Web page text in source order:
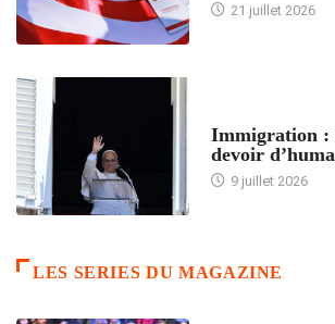
21 juillet 2026
Immigration :
devoir
9 juillet 2026
LES SERIES DU MAGAZINE